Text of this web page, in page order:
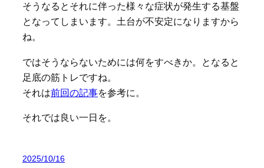
そうなるとそれに伴った様々な症状が発生する基盤
となってしまいます。土台が不安定になりますから
ね。
ではそうならないためには何をすべきか。となると
足底の筋トレですね。
それは前回の記事を参考に。
それでは良い一日を。
2025/10/16